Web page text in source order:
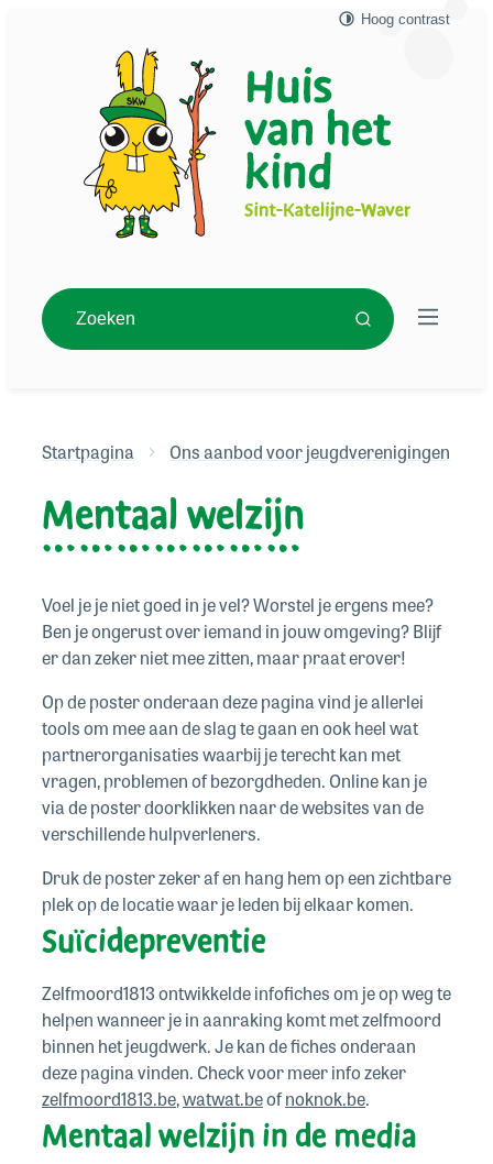
Huis van het Kind in Sint-Katelijne-Waver
Hoog contrast
Zoeken
Zoeken Menu
Startpagina Ons aanbod voor jeugdverenigingen
Mentaal welzijn
Voel je je niet goed in je vel? Worstel je ergens mee?
Ben je ongerust over iemand in jouw omgeving? Blijf
er dan zeker niet mee zitten, maar praat erover!
Op de poster onderaan deze pagina vind je allerlei
tools om mee aan de slag te gaan en ook heel wat
partnerorganisaties waarbij je terecht kan met
vragen, problemen of bezorgdheden. Online kan je
via de poster doorklikken naar de websites van de
verschillende hulpverleners.
Druk de poster zeker af en hang hem op een zichtbare
plek op de locatie waar je leden bij elkaar komen.
Suïcidepreventie
Zelfmoord1813 ontwikkelde infofiches om je op weg te
helpen wanneer je in aanraking komt met zelfmoord
binnen het jeugdwerk. Je kan de fiches onderaan
deze pagina vinden. Check voor meer info zeker
zelfmoord1813.be,watwat.beofnoknok.be.
Mentaal welzijn in de media